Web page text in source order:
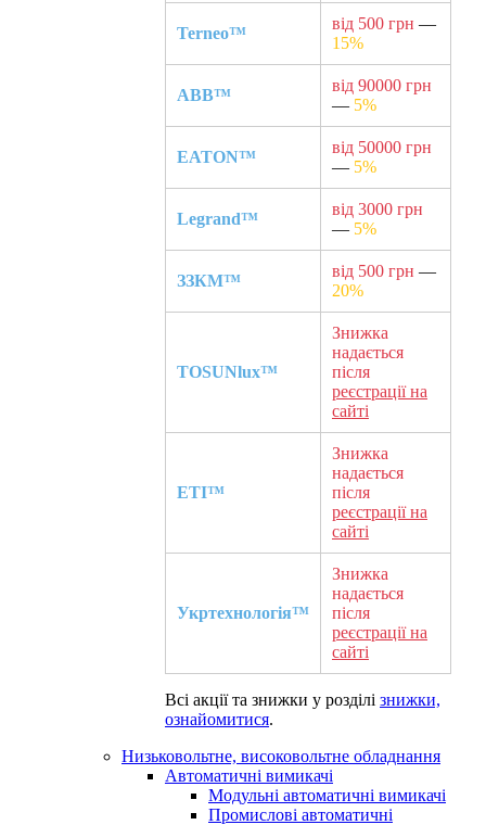
Terneo™
від 500 грн —
15%
ABB™
від 90000 грн
— 5%
EATON™
від 50000 грн
— 5%
Legrand™
від 3000 грн
— 5%
ЗЗКМ™
від 500 грн —
20%
TOSUNlux™
Знижка
надається
після
реєстрації на
сайті
ETI™
Знижка
надається
після
реєстрації на
сайті
Укртехнологія™
Знижка
надається
після
реєстрації на
сайті
Всі акції та знижки у розділі знижки,
ознайомитися.
Низьковольтне, високовольтне обладнання
Автоматичні вимикачі
Модульні автоматичні вимикачі
Промислові автоматичні